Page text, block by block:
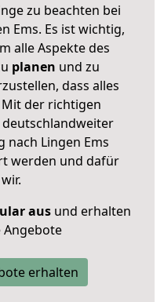
zu beachten bei
Ems. Es ist wichtig,
alle Aspekte des
planen und zu
dass alles
der richtigen
nach Lingen Ems
werden und dafür
ausund erhalten
Angebote
erhalten